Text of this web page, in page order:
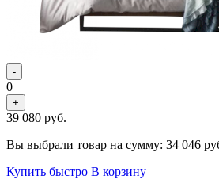
-
0
+
39 080 руб.
Вы выбрали товар на сумму: 34 046
Купить быстро В корзину